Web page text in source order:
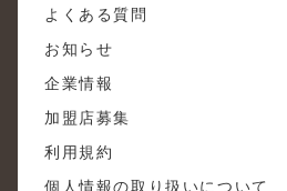
よくある質問
お知らせ
企業情報
加盟店募集
利用規約
個人情報の取り扱いについて